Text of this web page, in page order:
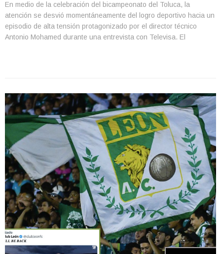
En medio de la celebración del bicampeonato del Toluca, la
atención se desvió momentáneamente del logro deportivo hacia un
episodio de alta tensión protagonizado por el director técnico
Antonio Mohamed durante una entrevista con Televisa. El